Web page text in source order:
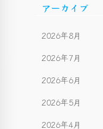
アーカイブ
2026年8月
2026年7月
2026年6月
2026年5月
2026年4月